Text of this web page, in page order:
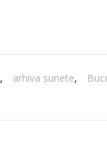
, arhiva sunete,